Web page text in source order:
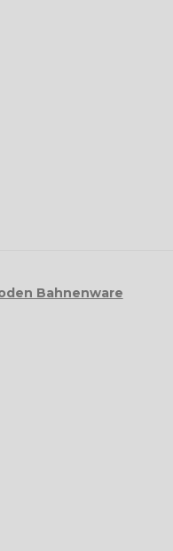
Bahnenware